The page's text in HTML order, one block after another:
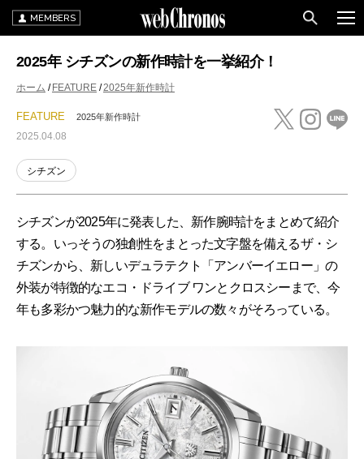
MEMBERS
2025年 シチズンの新作時計を一挙紹介！
ホーム FEATURE 2025年新作時計
FEATURE 2025年新作時計
2025.04.08
シチズン
シチズンが2025年に発表した、新作腕時計をまとめて紹介
する。いっそうの独創性をまとった文字盤を備えるザ・シ
チズンから、新しいデュラテクト「アンバーイエロー」の
外装が特徴的なエコ・ドライブ ワンとクロスシーまで、今
年も多彩かつ魅力的な新作モデルの数々がそろっている。